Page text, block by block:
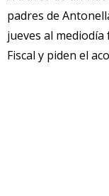
padres de
jueves al
Fiscal y piden el